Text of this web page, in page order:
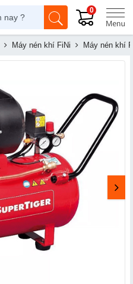
0
Máy nén khí FiNi Máy nén khí